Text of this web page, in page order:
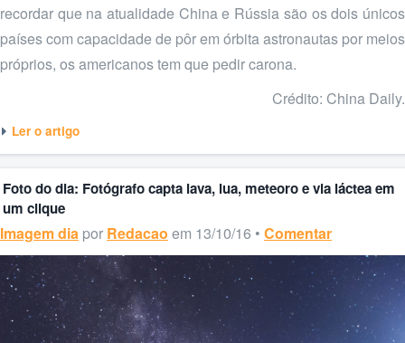
recordar que na atualidade China e Rússia são os dois únicos
países com capacidade de pôr em órbita astronautas por meios
próprios, os americanos tem que pedir carona.
Crédito: China Daily.
Ler o artigo
Foto do dia: Fotógrafo capta lava, lua, meteoro e via láctea em
um clique
Imagem dia por Redacao em 13/10/16 • Comentar